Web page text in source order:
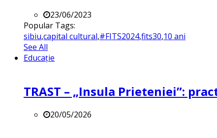
23/06/2023
Popular Tags:
sibiu,capital cultural,#FITS2024,fits30,10 ani
See All
Educație
TRAST – „Insula Prieteniei”:
20/05/2026